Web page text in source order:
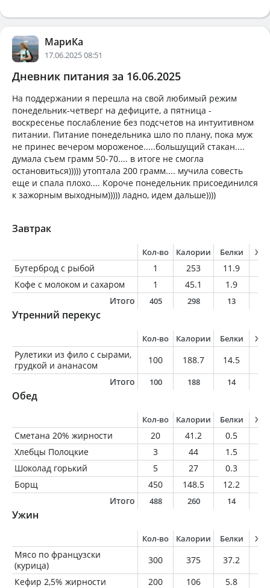
МариКа
17.06.2025 08:51
Дневник питания за 16.06.2025
На поддержании я перешла на свой любимый режим
понедельник-четверг на дефиците, а пятница -
воскресенье послабление без подсчетов на интуитивном
питании. Питание понедельника шло по плану, пока муж
не принес вечером мороженое.....большущий стакан....
думала съем грамм 50-70.... в итоге не смогла
остановиться))))) утоптала 200 грамм.... мучила совесть
еще и спала плохо.... Короче понедельник присоединился
к зажорным выходным))))) ладно, идем дальше))))
Завтрак
Кол-во Калории Белки
Бутерброд с рыбой 1 253 11.9
Кофе с молоком и сахаром
1 45.1 1.9
Итого
405 298 13
Утренний перекус
Кол-во Калории Белки
Рулетики из фило с сырами,
грудкой и ананасом
100 188.7 14.5
Итого
100 188 14
Обед
Кол-во Калории Белки
Сметана 20% жирности 20 41.2 0.5
Хлебцы Полоцкие
3 44 1.5
Шоколад горький
5 27 0.3
Борщ
450 148.5 12.2
Итого
488 260 14
Ужин
Кол-во Калории Белки
Мясо по французски
(курица)
300 375 37.2
Кефир 2,5% жирности
200 106 5.8